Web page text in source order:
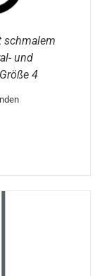
schmalem
und
4